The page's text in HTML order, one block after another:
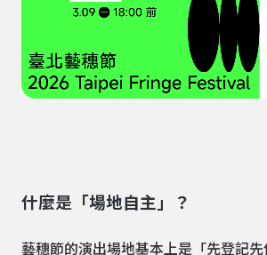
什麼是「場地自主」？
藝穗節的演出場地基本上是「先登記